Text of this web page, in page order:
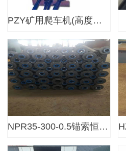
PZY矿用爬车机(高度补偿器)
NPR35-300-0.5锚索恒阻器价格